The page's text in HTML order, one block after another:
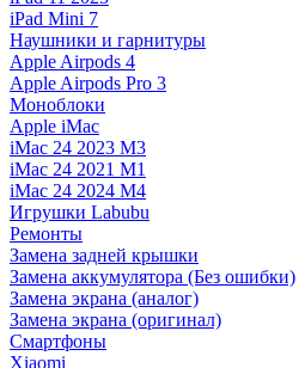
iPad Mini 7
Наушники и гарнитуры
Apple Airpods 4
Apple Airpods Pro 3
Моноблоки
Apple iMac
iMac 24 2023 M3
iMac 24 2021 M1
iMac 24 2024 M4
Игрушки Labubu
Ремонты
Замена задней крышки
Замена аккумулятора (Без ошибки)
Замена экрана (аналог)
Замена экрана (оригинал)
Смартфоны
Xiaomi